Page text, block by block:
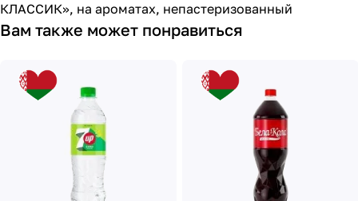
КЛАССИК», на ароматах, непастеризованный
Вам также может понравиться